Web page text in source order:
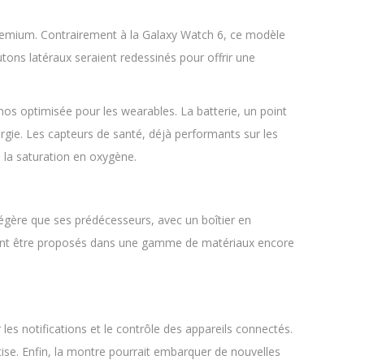
Contrairement à la Galaxy Watch 6, ce modèle
latéraux seraient redessinés pour offrir une
optimisée pour les wearables. La batterie, un point
Les capteurs de santé, déjà performants sur les
saturation en oxygène.
que ses prédécesseurs, avec un boîtier en
être proposés dans une gamme de matériaux encore
notifications et le contrôle des appareils connectés.
Enfin, la montre pourrait embarquer de nouvelles